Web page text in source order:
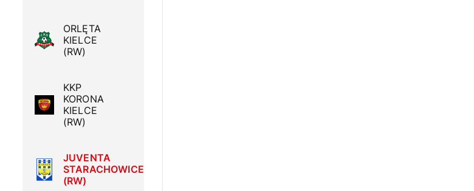
ORLĘTA
KIELCE
(RW)
KKP
KORONA
KIELCE
(RW)
JUVENTA
STARACHOWICE
(RW)